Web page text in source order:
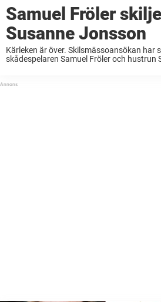
Samuel Fröler
Susanne Jonsson
Kärleken är över. Skilsmässoansökan har
skådespelaren Samuel Fröler och hustrun